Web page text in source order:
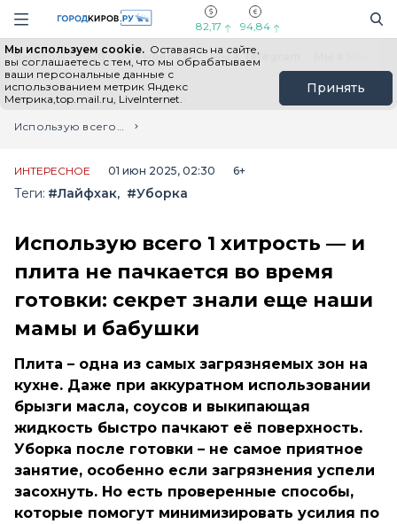
Навигация сайта
82,17 94,84
Мы используем cookie. Оставаясь на сайте,
вы соглашаетесь с тем, что мы обрабатываем
ваши персональные данные с
использованием метрик Яндекс
Метрика,top.mail.ru, LiveInternet.
Принять
Выборы - 2026 Все новости Мы в Telegram
Главная
Лента новостей
Использую всего 1 хитрость — и плита не пачкается во время готовки: секрет знали еще наши мамы и бабушки
ИНТЕРЕСНОЕ 01 июн 2025, 02:30 6+
Теги: #Лайфхак #Уборка
Использую всего 1 хитрость — и
плита не пачкается во время
готовки: секрет знали еще наши
мамы и бабушки
Плита – одна из самых загрязняемых зон на
кухне. Даже при аккуратном использовании
брызги масла, соусов и выкипающая
жидкость быстро пачкают её поверхность.
Уборка после готовки – не самое приятное
занятие, особенно если загрязнения успели
засохнуть. Но есть проверенные способы,
которые помогут минимизировать усилия по